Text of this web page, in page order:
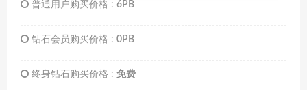
普通用户购买价格 : 6PB
钻石会员购买价格 : 0PB
终身钻石购买价格 : 免费